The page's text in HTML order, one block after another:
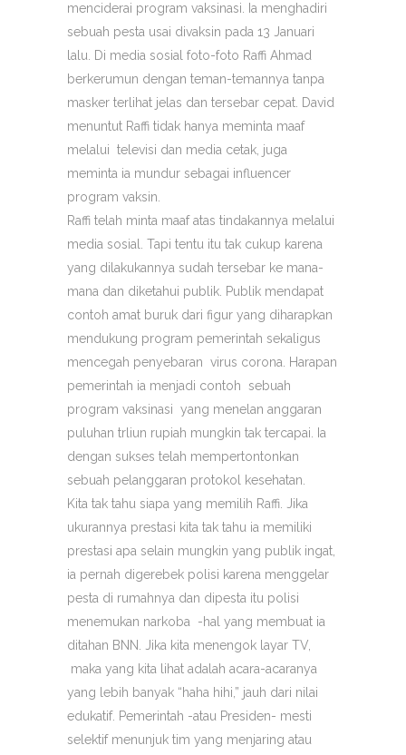
menciderai program vaksinasi. Ia menghadiri
sebuah pesta usai divaksin pada 13 Januari
lalu. Di media sosial foto-foto Raffi Ahmad
berkerumun dengan teman-temannya tanpa
masker terlihat jelas dan tersebar cepat. David
menuntut Raffi tidak hanya meminta maaf
melalui televisi dan media cetak, juga
meminta ia mundur sebagai influencer
program vaksin.
Raffi telah minta maaf atas tindakannya melalui
media sosial. Tapi tentu itu tak cukup karena
yang dilakukannya sudah tersebar ke mana-
mana dan diketahui publik. Publik mendapat
contoh amat buruk dari figur yang diharapkan
mendukung program pemerintah sekaligus
mencegah penyebaran virus corona. Harapan
pemerintah ia menjadi contoh sebuah
program vaksinasi yang menelan anggaran
puluhan trliun rupiah mungkin tak tercapai. Ia
dengan sukses telah mempertontonkan
sebuah pelanggaran protokol kesehatan.
Kita tak tahu siapa yang memilih Raffi. Jika
ukurannya prestasi kita tak tahu ia memiliki
prestasi apa selain mungkin yang publik ingat,
ia pernah digerebek polisi karena menggelar
pesta di rumahnya dan dipesta itu polisi
menemukan narkoba -hal yang membuat ia
ditahan BNN. Jika kita menengok layar TV,
maka yang kita lihat adalah acara-acaranya
yang lebih banyak “haha hihi,” jauh dari nilai
edukatif. Pemerintah -atau Presiden- mesti
selektif menunjuk tim yang menjaring atau